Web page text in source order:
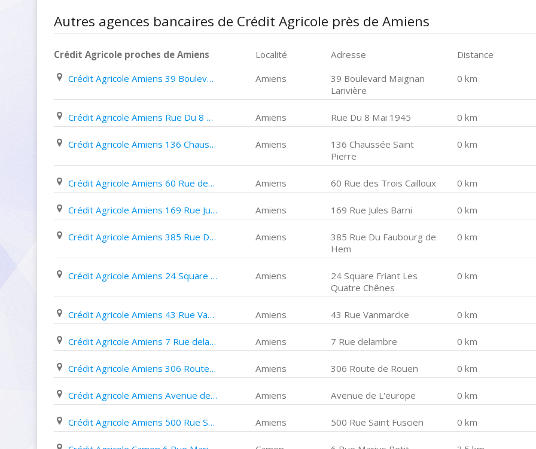
Autres agences bancaires de Crédit Agricole près de Amiens
Crédit Agricole proches de Amiens Localité Adresse
Distance
Crédit Agricole Amiens 39 Boulevard Maignan Larivière
Amiens
39 Boulevard Maignan
Larivière
0 km
Crédit Agricole Amiens Rue Du 8 Mai 1945 Amiens Rue Du 8 Mai 1945 0 km
Crédit Agricole Amiens 136 Chaussée Saint Pierre Amiens
136 Chaussée Saint
Pierre
0 km
Crédit Agricole Amiens 60 Rue des Trois Cailloux Amiens 60 Rue des Trois Cailloux 0 km
Crédit Agricole Amiens 169 Rue Jules Barni Amiens 169 Rue Jules Barni 0 km
Crédit Agricole Amiens 385 Rue Du Faubourg de Hem Amiens
385 Rue Du Faubourg de
Hem
0 km
Crédit Agricole Amiens 24 Square Friant Les Quatre Chênes Amiens
24 Square Friant Les
Quatre Chênes
0 km
Crédit Agricole Amiens 43 Rue Vanmarcke Amiens 43 Rue Vanmarcke 0 km
Crédit Agricole Amiens 7 Rue delambre Amiens 7 Rue delambre 0 km
Crédit Agricole Amiens 306 Route de Rouen Amiens 306 Route de Rouen 0 km
Crédit Agricole Amiens Avenue de L'europe Amiens Avenue de L'europe 0 km
Crédit Agricole Amiens 500 Rue Saint Fuscien Amiens 500 Rue Saint Fuscien 0 km